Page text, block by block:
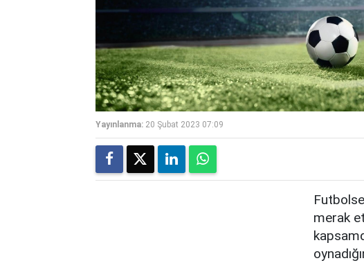
Yayınlanma: 20 Şubat 2023 07:09
merak